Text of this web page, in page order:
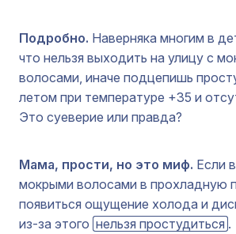
Подробно. Наверняка многим в
что нельзя выходить на улицу с
волосами, иначе подцепишь
летом при температуре +35 и
Это суеверие или правда?
Мама, прости, но это миф. Если
мокрыми волосами в прохладную
появиться ощущение холода и
из-за этого нельзя простудиться .